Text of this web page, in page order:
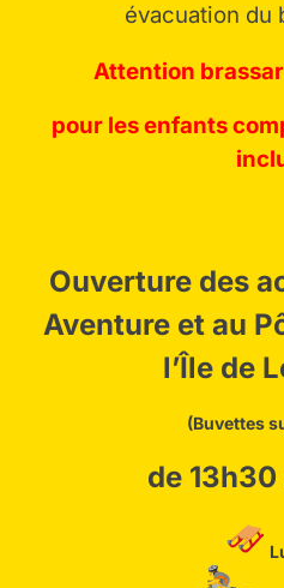
Nos sports de
à l’arc / Laser run /
Badminton
évacuation du
Attention
pour les enfants
Ouverture des
Aventure et au
l’Île de
(Buvettes
de 13h30